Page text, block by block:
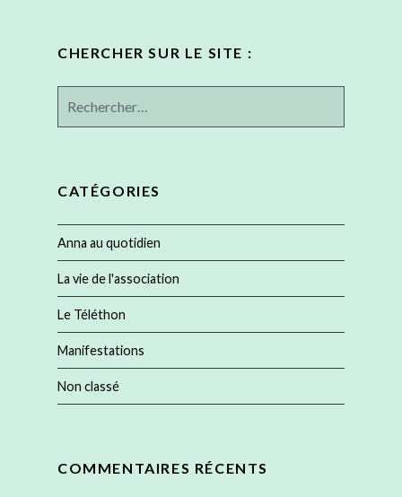
CHERCHER SUR LE SITE :
CATÉGORIES
Anna au quotidien
La vie de l'association
Le Téléthon
Manifestations
Non classé
COMMENTAIRES RÉCENTS